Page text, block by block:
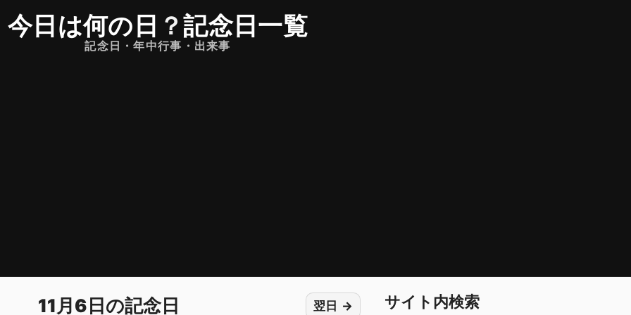
今日は何の日 ？記念日一覧
記念日・年中行事・出来事
11月6日の記念日 翌日 サイト内検索